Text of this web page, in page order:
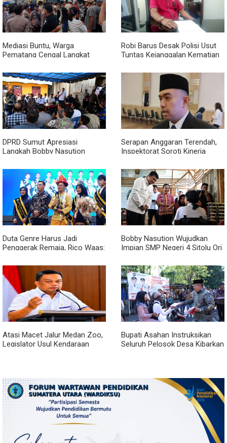
Mediasi Buntu, Warga
Pematang Cengal Langkat
Robi Barus Desak Polisi Usut
Tuntas Kejanggalan Kematian
Minta Otopsi Ulang
DPRD Sumut Apresiasi
Langkah Bobby Nasution
Dinilai Percepat Pembangunan
Serapan Anggaran Terendah,
Inspektorat Soroti Kinerja
Duta Genre Harus Jadi
Penggerak Remaja, Rico Waas:
Acara
Bobby Nasution Wujudkan
Impian SMP Negeri 4 Sitolu Ori
Atasi Macet Jalur Medan Zoo,
Legislator Usul Kendaraan
Bupati Asahan Instruksikan
Seluruh Pelosok Desa Kibarkan